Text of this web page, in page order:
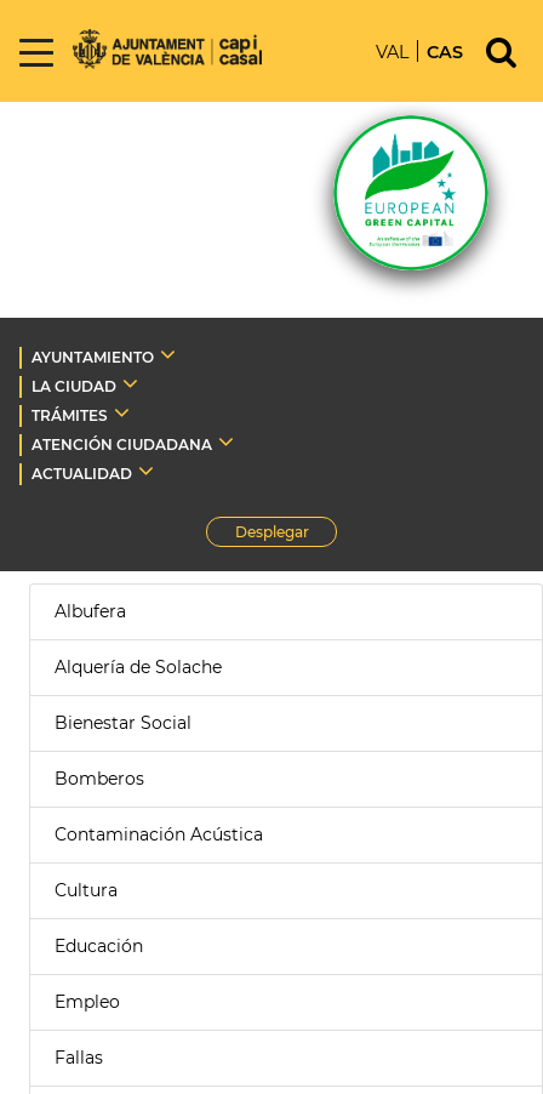
VAL CAS
AYUNTAMIENTO
LA CIUDAD
TRÁMITES
ATENCIÓN CIUDADANA
ACTUALIDAD
Desplegar
Albufera
Alquería de Solache
Bienestar Social
Bomberos
Contaminación Acústica
Cultura
Educación
Empleo
Fallas